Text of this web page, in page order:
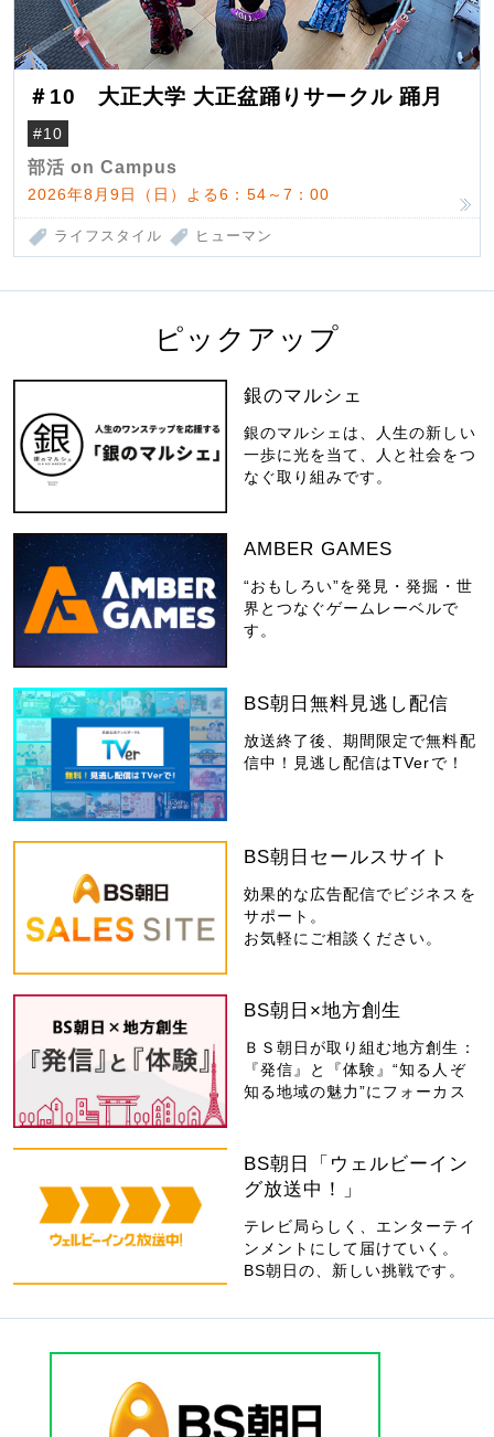
＃10 大正大学 大正盆踊りサークル 踊月
#10
部活 on Campus
2026年8月9日（日）よる6：54～7：00
ライフスタイル ヒューマン
ピックアップ
銀のマルシェ
銀のマルシェは、人生の新しい
一歩に光を当て、人と社会をつ
なぐ取り組みです。
AMBER GAMES
“おもしろい”を発見・発掘・世
界とつなぐゲームレーベルで
す。
BS朝日無料見逃し配信
放送終了後、期間限定で無料配
信中！見逃し配信はTVerで！
BS朝日セールスサイト
効果的な広告配信でビジネスを
サポート。
お気軽にご相談ください。
BS朝日×地方創生
ＢＳ朝日が取り組む地方創生：
『発信』と『体験』“知る人ぞ
知る地域の魅力”にフォーカス
BS朝日「ウェルビーイン
グ放送中！」
テレビ局らしく、エンターテイ
ンメントにして届けていく。
BS朝日の、新しい挑戦です。